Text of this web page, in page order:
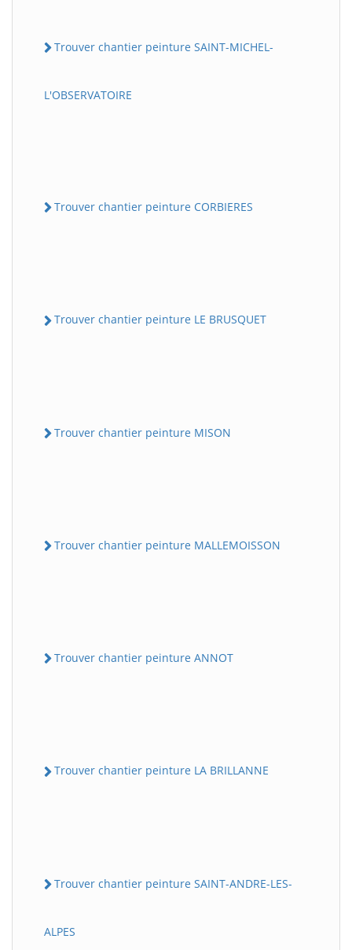
Trouver chantier peinture SAINT-MICHEL-
L'OBSERVATOIRE
Trouver chantier peinture CORBIERES
Trouver chantier peinture LE BRUSQUET
Trouver chantier peinture MISON
Trouver chantier peinture MALLEMOISSON
Trouver chantier peinture ANNOT
Trouver chantier peinture LA BRILLANNE
Trouver chantier peinture SAINT-ANDRE-LES-
ALPES